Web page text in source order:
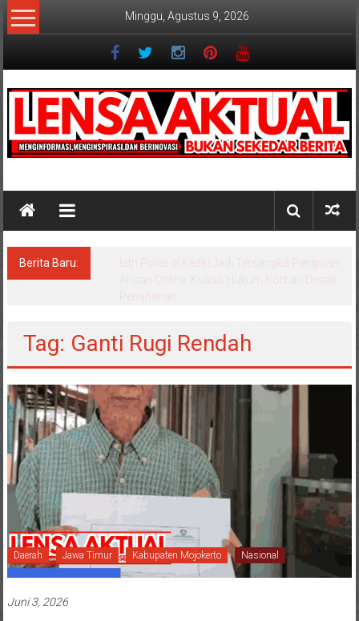
Lompat
ke
Minggu, Agustus 9, 2026
Berita Baru:
Dugaan Masalah Keuangan KPRI Sejahtera
Diselidiki Kejari Jombang, Sejumlah Pihak
Bakal Dipanggil
Tag: Ganti Rugi Rendah
Daerah Jawa Timur Kabupaten Mojokerto Nasional
Juni 3, 2026